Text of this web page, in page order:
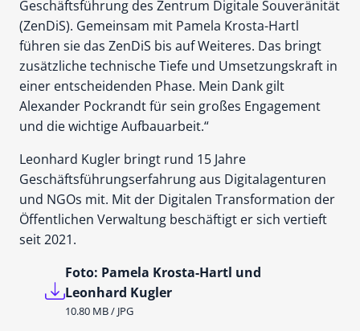
Geschäftsführung des Zentrum Digitale Souveränität
(ZenDiS). Gemeinsam mit Pamela Krosta-Hartl
führen sie das ZenDiS bis auf Weiteres. Das bringt
zusätzliche technische Tiefe und Umsetzungskraft in
einer entscheidenden Phase. Mein Dank gilt
Alexander Pockrandt für sein großes Engagement
und die wichtige Aufbauarbeit.“
Leonhard Kugler bringt rund 15 Jahre
Geschäftsführungserfahrung aus Digitalagenturen
und NGOs mit. Mit der Digitalen Transformation der
Öffentlichen Verwaltung beschäftigt er sich vertieft
seit 2021.
Foto: Pamela Krosta-Hartl und
Leonhard Kugler
10.80 MB / JPG